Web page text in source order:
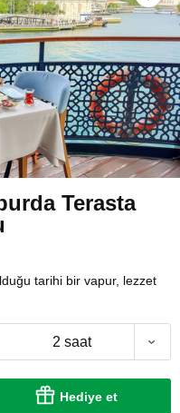
Terasta
tarihi bir vapur, lezzet
2 saat
Hediye et